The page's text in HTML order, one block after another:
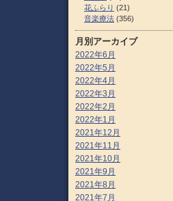
花ふらり (21)
音楽療法 (356)
月別アーカイブ
2022年6月
2022年5月
2022年4月
2022年3月
2022年2月
2022年1月
2021年12月
2021年11月
2021年10月
2021年9月
2021年8月
2021年7月